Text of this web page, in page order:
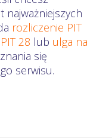
najważniejszych
rozliczenie PIT
PIT 28 lub ulga na
się
serwisu.